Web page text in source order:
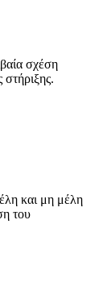
σχέση
στήριξης.
και μη μέλη
του